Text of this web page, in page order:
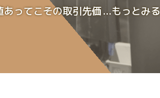
あってこその取引先価
、取引先価値あってこ
価値であると考えま